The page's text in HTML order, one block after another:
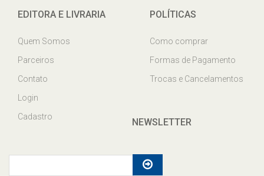
EDITORA E LIVRARIA
Quem Somos
Parceiros
Contato
Login
Cadastro
POLÍTICAS
Como comprar
Formas de Pagamento
Trocas e Cancelamentos
NEWSLETTER